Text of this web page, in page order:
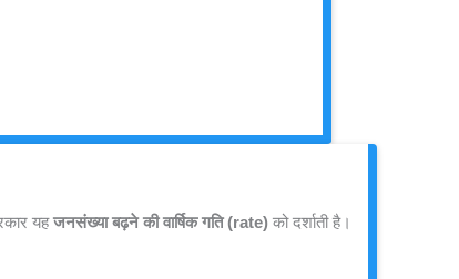
यह जनसंख्या बढ़ने की वार्षिक गति (rate) को दर्शाती है।